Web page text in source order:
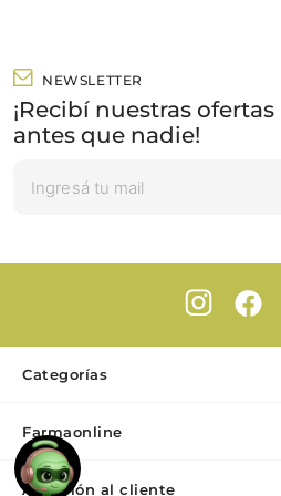
NEWSLETTER
¡Recibí nuestras ofertas
antes que nadie!
Categorías
Cuidado Personal
Dermocosmética
Farmaonline
Nuestra empresa
Atención al cliente